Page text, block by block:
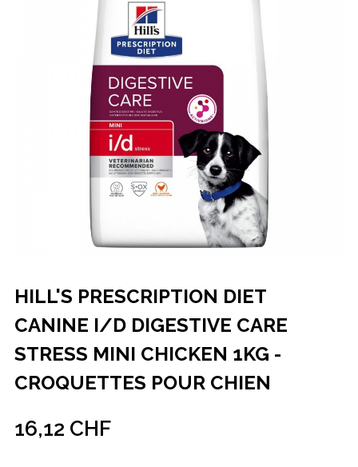
HILL'S PRESCRIPTION DIET
CANINE I/D DIGESTIVE CARE
STRESS MINI CHICKEN 1KG -
CROQUETTES POUR CHIEN
16,12 CHF